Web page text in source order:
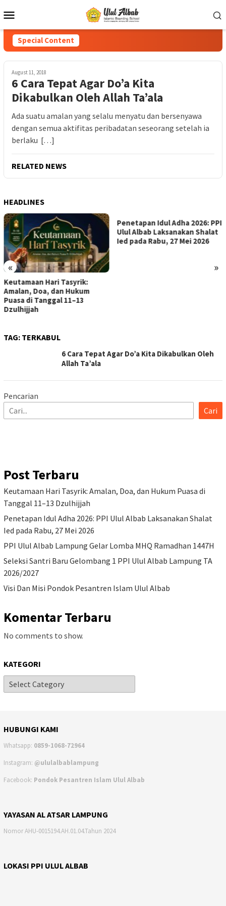
Special Content
August 11, 2018
6 Cara Tepat Agar Do’a Kita
Dikabulkan Oleh Allah Ta’ala
Ada suatu amalan yang selalu menyatu dan bersenyawa
dengan semua aktifitas peribadatan seseorang setelah ia
berlaku […]
RELATED NEWS
HEADLINES
« »
Keutamaan Hari Tasyrik:
Amalan, Doa, dan Hukum
Puasa di Tanggal 11–13
Dzulhijjah
Penetapan Idul Adha 2026: PPI
Ulul Albab Laksanakan Shalat
Ied pada Rabu, 27 Mei 2026
TAG: TERKABUL
6 Cara Tepat Agar Do’a Kita Dikabulkan Oleh
Allah Ta’ala
Pencarian
Cari
Post Terbaru
Keutamaan Hari Tasyrik: Amalan, Doa, dan Hukum Puasa di
Tanggal 11–13 Dzulhijjah
Penetapan Idul Adha 2026: PPI Ulul Albab Laksanakan Shalat
Ied pada Rabu, 27 Mei 2026
PPI Ulul Albab Lampung Gelar Lomba MHQ Ramadhan 1447H
Seleksi Santri Baru Gelombang 1 PPI Ulul Albab Lampung TA
2026/2027
Visi Dan Misi Pondok Pesantren Islam Ulul Albab
Komentar Terbaru
No comments to show.
KATEGORI
HUBUNGI KAMI
Whatsapp: 0859-1068-72964
Instagram: @ululalbablampung
Facebook: Pondok Pesantren Islam Ulul Albab
YAYASAN AL ATSAR LAMPUNG
Nomor AHU-0015194.AH.01.04.Tahun 2024
LOKASI PPI ULUL ALBAB